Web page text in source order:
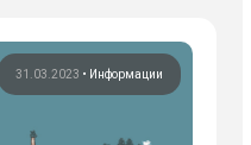
31.03.2023 • Информации